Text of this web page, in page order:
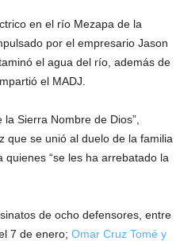
en el río Mezapa de la
por el empresario Jason
el agua del río, además de
el MADJ.
Sierra Nombre de Dios”,
que se unió al duelo de la familia
“se les ha arrebatado la
de ocho defensores, entre
el 7 de enero; Omar Cruz Tomé y